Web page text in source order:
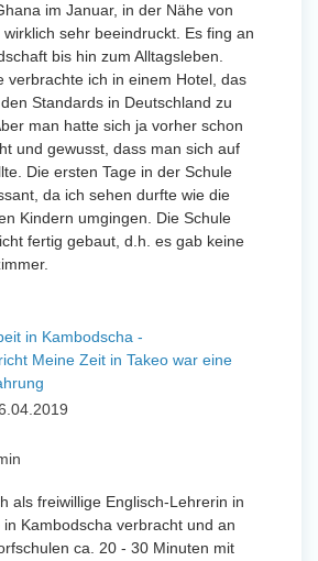
im Januar, in der Nähe von
sehr beeindruckt. Es fing an
bis hin zum Alltagsleben.
verbrachte ich in einem Hotel, das
Standards in Deutschland zu
man hatte sich ja vorher schon
und gewusst, dass man sich auf
Die ersten Tage in der Schule
da ich sehen durfte wie die
Kindern umgingen. Die Schule
fertig gebaut, d.h. es gab keine
in Kambodscha -
Meine Zeit in Takeo war eine
als freiwillige Englisch-Lehrerin in
Kambodscha verbracht und an
ca. 20 - 30 Minuten mit